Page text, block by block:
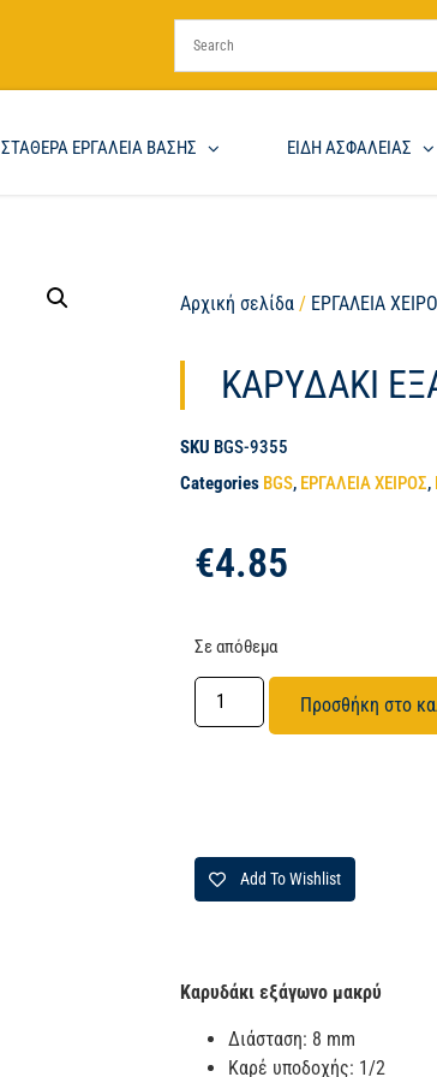
ΣΤΑΘΕΡΑ ΕΡΓΑΛΕΙΑ ΒΑΣΗΣ ΕΙΔΗ ΑΣΦΑΛΕΙΑΣ
Αρχική σελίδα / ΕΡΓΑΛΕΙΑ
ΚΑΡΥΔΑΚΙ
SKU BGS-9355
Categories BGS, ΕΡΓΑΛΕΙΑ ΧΕΙΡΟΣ,
€4.85
Σε απόθεμα
Προσθήκη στο
Add To Wishlist
Καρυδάκι εξάγωνο μακρύ
Διάσταση: 8 mm
Καρέ υποδοχής: 1/2